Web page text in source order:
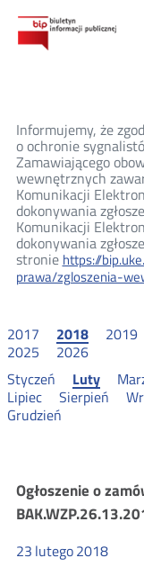
Informujemy, że
o ochronie
Zamawiającego
wewnętrznych
Komunikacji
dokonywania
Komunikacji
dokonywania
stronie https://
prawa/zgloszenia-
2017 2018 2019
2025
2026
Styczeń
Luty
Lipiec
Sierpień
Grudzień
publiczne
Ogłoszenie o
23 lutego2018